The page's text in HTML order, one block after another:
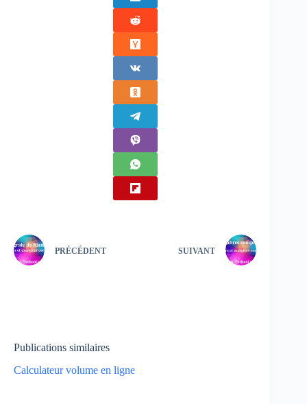
PRÉCÉDENT SUIVANT
Publications similaires
Calculateur volume en ligne